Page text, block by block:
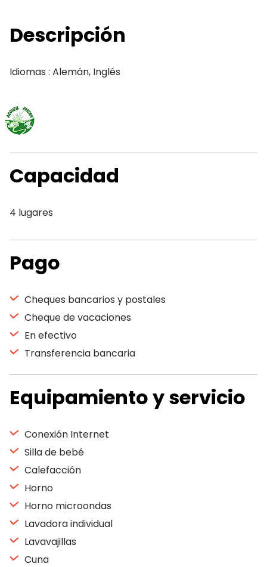
Descripción
Idiomas : Alemán, Inglés
Capacidad
4 lugares
Pago
Cheques bancarios y postales
Cheque de vacaciones
En efectivo
Transferencia bancaria
Equipamiento y servicio
Conexión Internet
Silla de bebé
Calefacción
Horno
Horno microondas
Lavadora individual
Lavavajillas
Cuna